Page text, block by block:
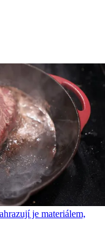
je materiálem,